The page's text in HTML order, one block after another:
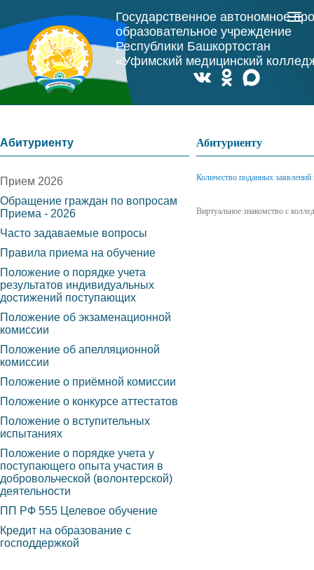
Государственное автономное
образовательное учреждение
Республики Башкортостан
«Уфимский медицинский
Абитуриенту
Количество поданных
Виртуальное знакомство с
Абитуриенту
Прием 2026
Обращение граждан по вопросам
Приема - 2026
Часто задаваемые вопросы
Правила приема на обучение
Положение о порядке учета
результатов индивидуальных
достижений поступающих
Положение об экзаменационной
комиссии
Положение об апелляционной
комиссии
Положение о приёмной комиссии
Положение о конкурсе аттестатов
Положение о вступительных
испытаниях
Положение о порядке учета у
поступающего опыта участия в
добровольческой (волонтерской)
деятельности
ПП РФ 555 Целевое обучение
Кредит на образование с
господдержкой